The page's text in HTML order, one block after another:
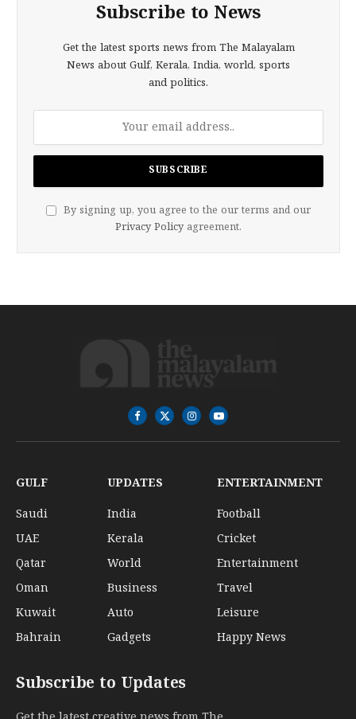
Subscribe to News
Get the latest sports news from The Malayalam
News about Gulf, Kerala, India, world, sports
and politics.
By signing up, you agree to the our terms and our
Privacy Policy agreement.
Facebook
X
(Twitter)
InstagramYouTube
GULF
Saudi
UAE
Qatar
Oman
Kuwait
Bahrain
UPDATES
India
Kerala
World
Business
Auto
Gadgets
ENTERTAINMENT
Football
Cricket
Entertainment
Travel
Leisure
Happy News
Subscribe to Updates